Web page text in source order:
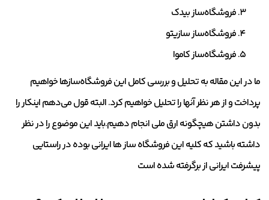
فروشگاه‌ساز بیدک
فروشگاه‌ساز سازیتو
فروشگاه‌ساز کاموا
ما در این مقاله به تحلیل و بررسی کامل این فروشگاه‌سازها خواهیم
پرداخت و از هر نظر آنها را تحلیل خواهیم کرد. البته قول می‌دهم اینکار را
بدون داشتن هیچگونه ارق ملی انجام دهیم.باید این موضوع را در نظر
داشته باشید که کلیه این فروشگاه ساز ها ایرانی بوده در راستایی
پیشرفت ایرانی از برگرفته شده است